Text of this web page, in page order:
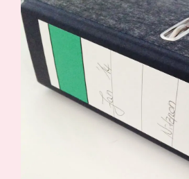
Angebote
Demonstrator werden